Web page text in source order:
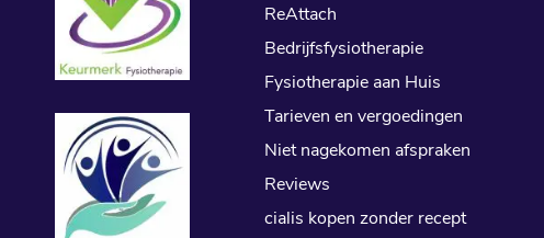
ReAttach
Bedrijfsfysiotherapie
Fysiotherapie aan Huis
Tarieven en vergoedingen
Niet nagekomen afspraken
Reviews
cialis kopen zonder recept